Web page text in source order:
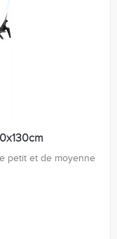
petit et de moyenne